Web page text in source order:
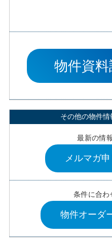
物件資
その他の物件情
最新の情
メルマガ
条件に合わ
物件オーダ